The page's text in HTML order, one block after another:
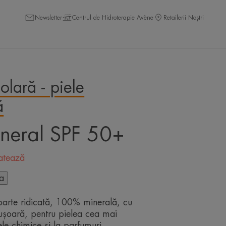
Newsletter Centrul de Hidroterapie Avène Retailerii Noștri
- piele
SPF 50+
ridicată, 100% minerală, cu
pentru pielea cea mai